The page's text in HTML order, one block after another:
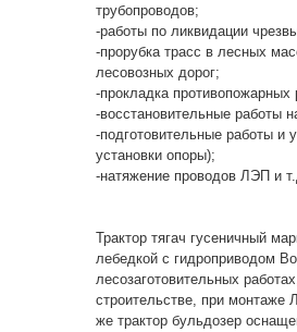
трубопроводов;
-работы по ликвидации
-прорубка трасс в лесных
лесовозных дорог;
-прокладка противопожарных
-восстановительные работы
-подготовительные работы и
установки опоры);
-натяжение проводов ЛЭП и
Трактор тягач гусеничный
лебедкой с гидроприводом
лесозаготовительных
строительстве, при монтаже
же трактор бульдозер